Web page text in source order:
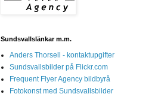
Sundsvallslänkar m.m.
Anders Thorsell - kontaktupgifter
Sundsvallsbilder på Flickr.com
Frequent Flyer Agency bildbyrå
Fotokonst med Sundsvallsbilder